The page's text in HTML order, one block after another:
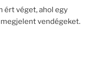
ért véget, ahol egy
vendégeket.